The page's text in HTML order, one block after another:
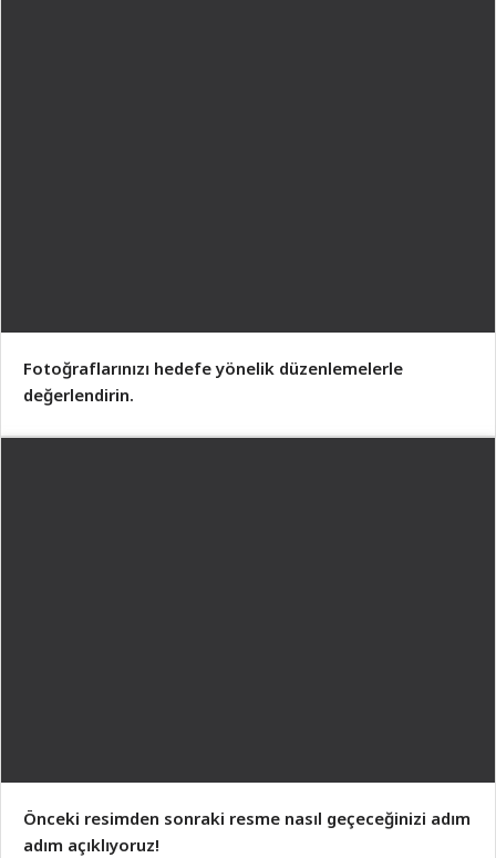
Fotoğraflarınızı hedefe yönelik düzenlemelerle
değerlendirin.
Önceki resimden sonraki resme nasıl geçeceğinizi adım
adım açıklıyoruz!